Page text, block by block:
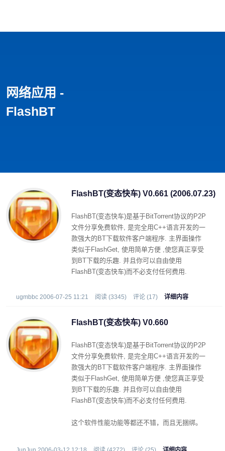
网络应用 -
FlashBT
FlashBT(变态快车) V0.661 (2006.07.23)
FlashBT(变态快车)是基于BitTorrent协议的P2P
文件分享免费软件, 是完全用C++语言开发的一
款强大的BT下载软件客户端程序. 主界面操作
类似于FlashGet, 使用简单方便 ,使您真正享受
到BT下载的乐趣. 并且你可以自由使用
FlashBT(变态快车)而不必支付任何费用.
ugmbbc 2006-07-25 11:21 阅读 (3345) 评论 (17) 详细内容
FlashBT(变态快车) V0.660
FlashBT(变态快车)是基于BitTorrent协议的P2P
文件分享免费软件, 是完全用C++语言开发的一
款强大的BT下载软件客户端程序. 主界面操作
类似于FlashGet, 使用简单方便 ,使您真正享受
到BT下载的乐趣. 并且你可以自由使用
FlashBT(变态快车)而不必支付任何费用.
这个软件性能功能等都还不错，而且无捆绑。
有发现什么问题和功能要求请在评论中提出，